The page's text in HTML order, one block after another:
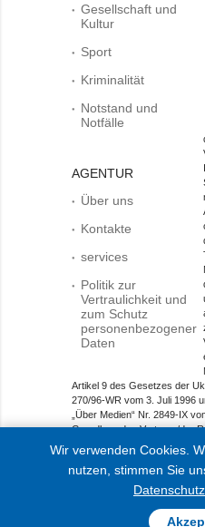
Gesellschaft und
Kultur
Sport
Kriminalität
Notstand und
Notfälle
AGENTUR
Über uns
Kontakte
services
Politik zur
Vertraulichkeit und
zum Schutz
personenbezogener
Daten
Artikel 9 des Gesetzes der
270/96-WR vom 3. Juli 1996
„Über Medien“ Nr. 2849-IX
Grundlage des Vertrags/der
Objekt im Bereich
© 2015-2026 Ukrinform. Alle
Wir verwenden Cookies.
nutzen, stimmen Sie